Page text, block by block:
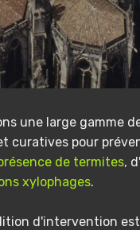
une large gamme
curatives pour
de termites,
xylophages.
d'intervention